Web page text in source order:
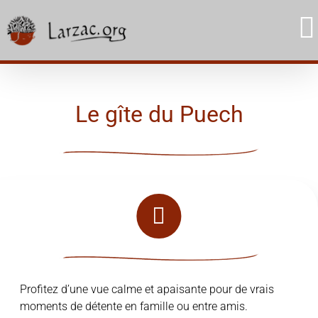
to
content
Le gîte du Puech
Profitez d’une vue calme et apaisante pour de vrais
moments de détente en famille ou entre amis.